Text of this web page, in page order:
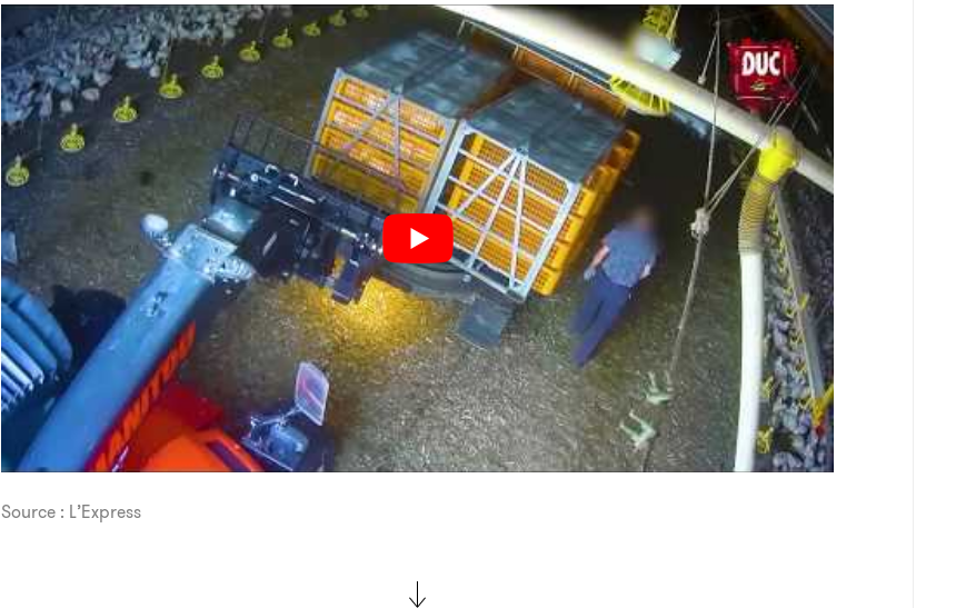
Source : L’Express